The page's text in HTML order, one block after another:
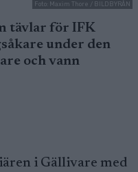
Foto: Maxim Thore / BILDBYRÅN
tävlar för IFK
under den
och vann
i Gällivare med